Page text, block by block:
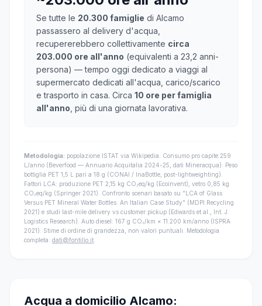
Se tutte le 20.300 famiglie di Alcamo
passassero al delivery d'acqua,
recupererebbero collettivamente circa
203.000 ore all'anno (equivalenti a 23,2 anni-
persona) — tempo oggi dedicato a viaggi al
supermercato dedicati all'acqua, carico/scarico
e trasporto in casa. Circa 10 ore per famiglia
all'anno , più di una giornata lavorativa.
Metodologia: popolazione ISTAT via Wikipedia. Consumo pro capite 259
L/anno (Beverfood — Annuario Acquitalia 2024-25, dati Mineracqua). Peso
bottiglia PET 1,5 L pari a 18 g (CONAI / InaBottle, post-lightweighting).
Fattori LCA: produzione PET 2,15 kg CO₂eq/kg (Ecoinvent), vetro 0,85 kg
CO₂eq/kg (Springer 2021). Confronto scenari basato su "LCA of Glass
Versus PET Mineral Water Bottles: An Italian Case Study" (MDPI Recycling
2021) e studi last-mile delivery vs customer pickup (Edwards et al., Int. J.
Logistics Research). Auto diesel: 167 g CO₂/km × 11.200 km/anno (ISPRA
2021). Stime di ordine di grandezza, non valori puntuali. Metodologia
completa: dati@fontilio.it
Acqua a domicilio Alcamo: